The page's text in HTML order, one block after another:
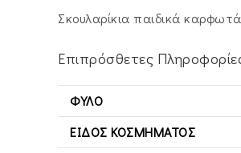
Σκουλαρίκια παιδικά
Επιπρόσθετες
ΦΎΛΟ
ΕΊΔΟΣ ΚΟΣΜΉΜΑΤΟΣ